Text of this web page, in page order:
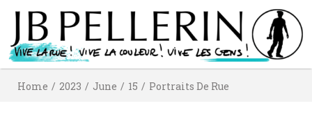
Home / 2023 / June / 15 / Portraits De Rue